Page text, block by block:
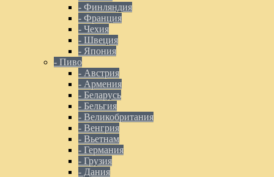
- Финляндия
- Франция
- Чехия
- Швеция
- Япония
- Пиво
- Австрия
- Армения
- Беларусь
- Бельгия
- Великобритания
- Венгрия
- Вьетнам
- Германия
- Грузия
- Дания